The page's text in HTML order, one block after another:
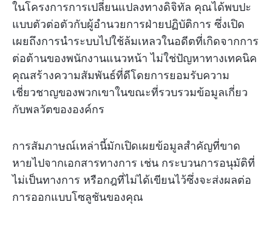
ในโครงการการเปลี่ยนแปลงทางดิจิทัล คุณได้พบปะ
แบบตัวต่อตัวกับผู้อำนวยการฝ่ายปฏิบัติการ ซึ่งเปิด
เผยถึงการนำระบบไปใช้ล้มเหลวในอดีตที่เกิดจากการ
ต่อต้านของพนักงานแนวหน้า ไม่ใช่ปัญหาทางเทคนิค
คุณสร้างความสัมพันธ์ที่ดีโดยการยอมรับความ
เชี่ยวชาญของพวกเขาในขณะที่รวบรวมข้อมูลเกี่ยว
กับพลวัตขององค์กร
การสัมภาษณ์เหล่านี้มักเปิดเผยข้อมูลสำคัญที่ขาด
หายไปจากเอกสารทางการ เช่น กระบวนการอนุมัติที่
ไม่เป็นทางการ หรือกฎที่ไม่ได้เขียนไว้ซึ่งจะส่งผลต่อ
การออกแบบโซลูชันของคุณ